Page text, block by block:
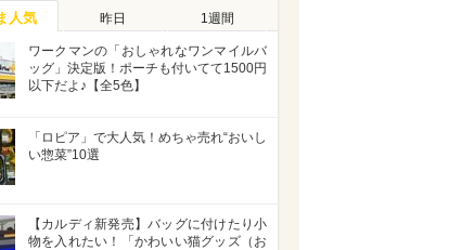
人気 昨日 1週間
ワークマンの「おしゃれなワンマイルバ
ッグ」決定版！ポーチも付いてて1500円
以下だよ♪【全5色】
「ロピア」で大人気！めちゃ売れ“おいし
い惣菜”10選
【カルディ新発売】バッグに付けたり小
物を入れたい！「かわいい猫グッズ（お